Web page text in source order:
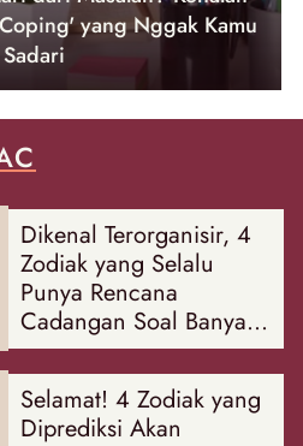
yang Nggak Kamu
Sadari
Dikenal Terorganisir, 4
Zodiak yang Selalu
Punya Rencana
Cadangan Soal Banyak
Hal
Selamat! 4 Zodiak yang
Diprediksi Akan